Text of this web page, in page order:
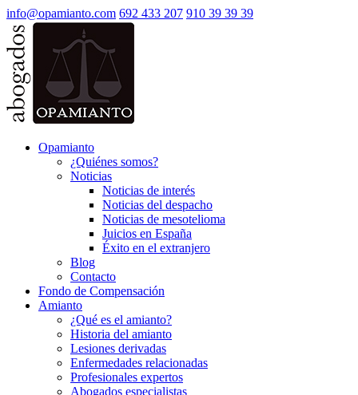
info@opamianto.com 692 433 207 910 39 39 39
Opamianto
¿Quiénes somos?
Noticias
Noticias de interés
Noticias del despacho
Noticias de mesotelioma
Juicios en España
Éxito en el extranjero
Blog
Contacto
Fondo de Compensación
Amianto
¿Qué es el amianto?
Historia del amianto
Lesiones derivadas
Enfermedades relacionadas
Profesionales expertos
Abogados especialistas